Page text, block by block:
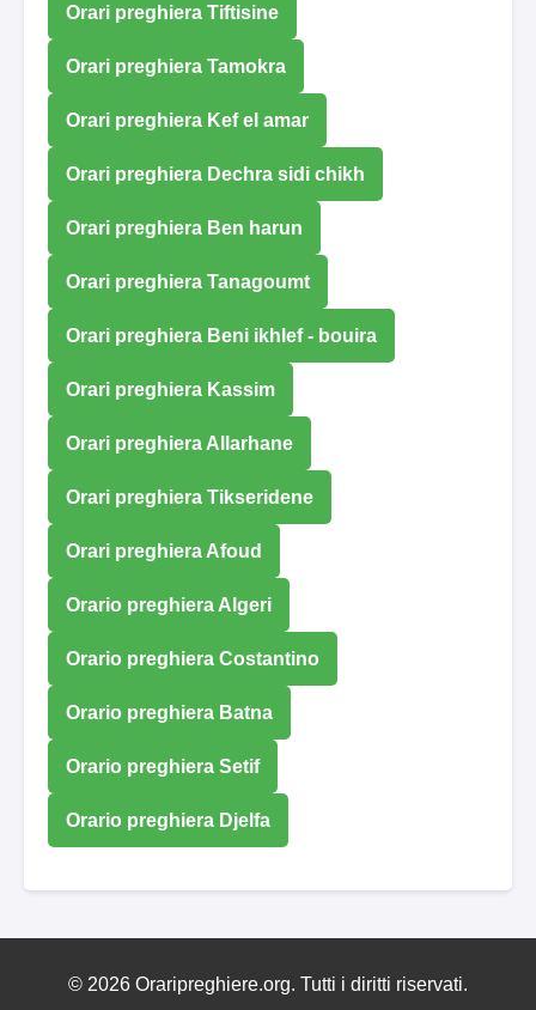
Orari preghiera Tiftisine
Orari preghiera Tamokra
Orari preghiera Kef el amar
Orari preghiera Dechra sidi chikh
Orari preghiera Ben harun
Orari preghiera Tanagoumt
Orari preghiera Beni ikhlef - bouira
Orari preghiera Kassim
Orari preghiera Allarhane
Orari preghiera Tikseridene
Orari preghiera Afoud
Orario preghiera Algeri
Orario preghiera Costantino
Orario preghiera Batna
Orario preghiera Setif
Orario preghiera Djelfa
© 2026 Oraripreghiere.org. Tutti i diritti riservati.